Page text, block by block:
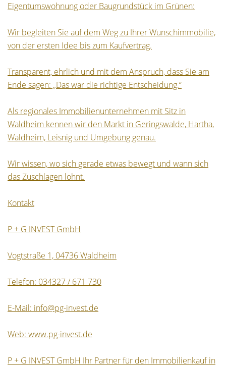
Eigentumswohnung oder Baugrundstück im Grünen:
Wir begleiten Sie auf dem Weg zu Ihrer Wunschimmobilie,
von der ersten Idee bis zum Kaufvertrag.
Transparent, ehrlich und mit dem Anspruch, dass Sie am
Ende sagen: „Das war die richtige Entscheidung.“
Als regionales Immobilienunternehmen mit Sitz in
Waldheim kennen wir den Markt in Geringswalde, Hartha,
Waldheim, Leisnig und Umgebung genau.
Wir wissen, wo sich gerade etwas bewegt und wann sich
das Zuschlagen lohnt.
Kontakt
P + G INVEST GmbH
Vogtstraße 1, 04736 Waldheim
Telefon: 034327 / 671 730
E-Mail: info@pg-invest.de
Web: www.pg-invest.de
P + G INVEST GmbH Ihr Partner für den Immobilienkauf in